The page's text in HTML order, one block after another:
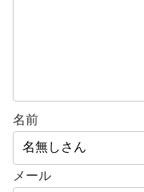
名前
メール